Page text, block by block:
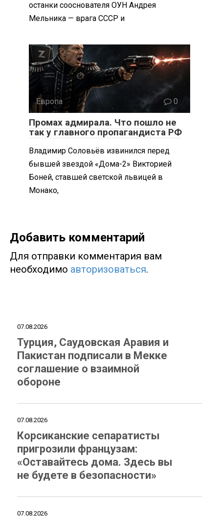
останки сооснователя ОУН Андрея
Мельника — врага СССР и
Европа 0
Промах адмирала. Что пошло не
так у главного пропагандиста РФ
Владимир Соловьёв извинился перед
бывшей звездой «Дома-2» Викторией
Боней, ставшей светской львицей в
Монако,
Добавить комментарий
Для отправки комментария вам
необходимо авторизоваться.
07.08.2026
Турция, Саудовская Аравия и
Пакистан подписали в Мекке
соглашение о взаимной
обороне
07.08.2026
Корсиканские сепаратисты
пригрозили французам:
«Оставайтесь дома. Здесь вы
не будете в безопасности»
07.08.2026